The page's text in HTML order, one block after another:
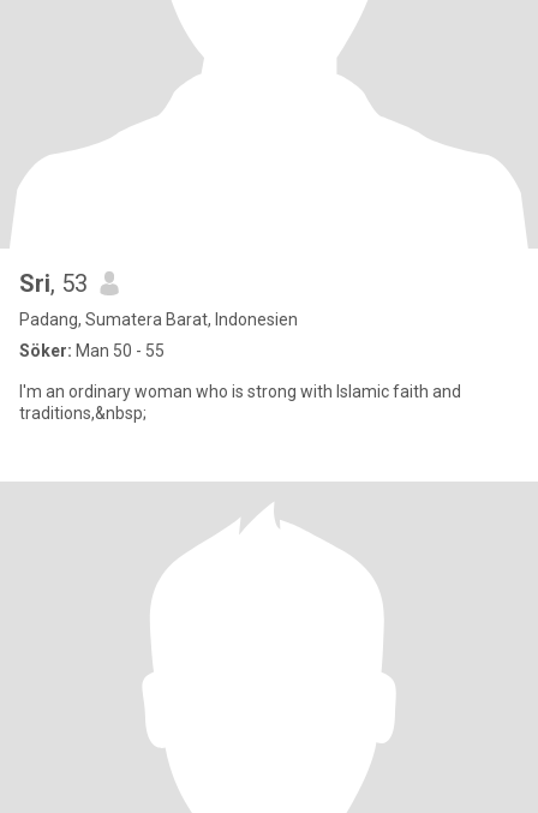
Sri, 53
Padang, Sumatera Barat, Indonesien
Söker: Man 50 - 55
I'm an ordinary woman who is strong with Islamic faith and
traditions,&nbsp;